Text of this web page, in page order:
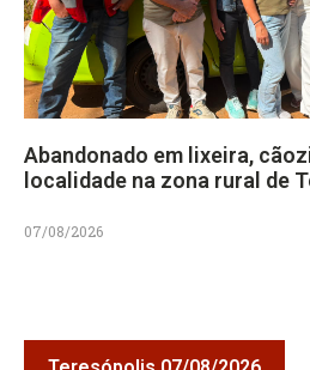
Abandonado em lixeira,
localidade na zona rural de
07/08/2026